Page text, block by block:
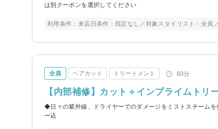
は別クーポンを選択してください
利用条件：来店日条件：指定なし／対象スタイリスト：全員
全員 ヘアカット トリートメント 60分
【内部補修】カット＋インプライムトリ
◆日々の紫外線、ドライヤーでのダメージをミストスチーム
ー込